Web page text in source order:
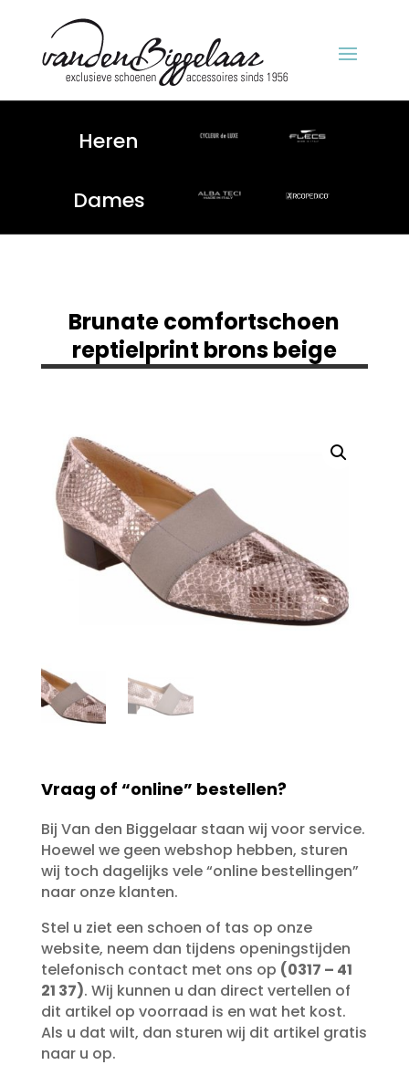
Heren
Dames
Brunate comfortschoen
reptielprint brons beige
Vraag of “online” bestellen?
Bij Van den Biggelaar staan wij voor service.
Hoewel we geen webshop hebben, sturen
wij toch dagelijks vele “online bestellingen”
naar onze klanten.
Stel u ziet een schoen of tas op onze
website, neem dan tijdens openingstijden
telefonisch contact met ons op (0317 – 41
21 37). Wij kunnen u dan direct vertellen of
dit artikel op voorraad is en wat het kost.
Als u dat wilt, dan sturen wij dit artikel gratis
naar u op.